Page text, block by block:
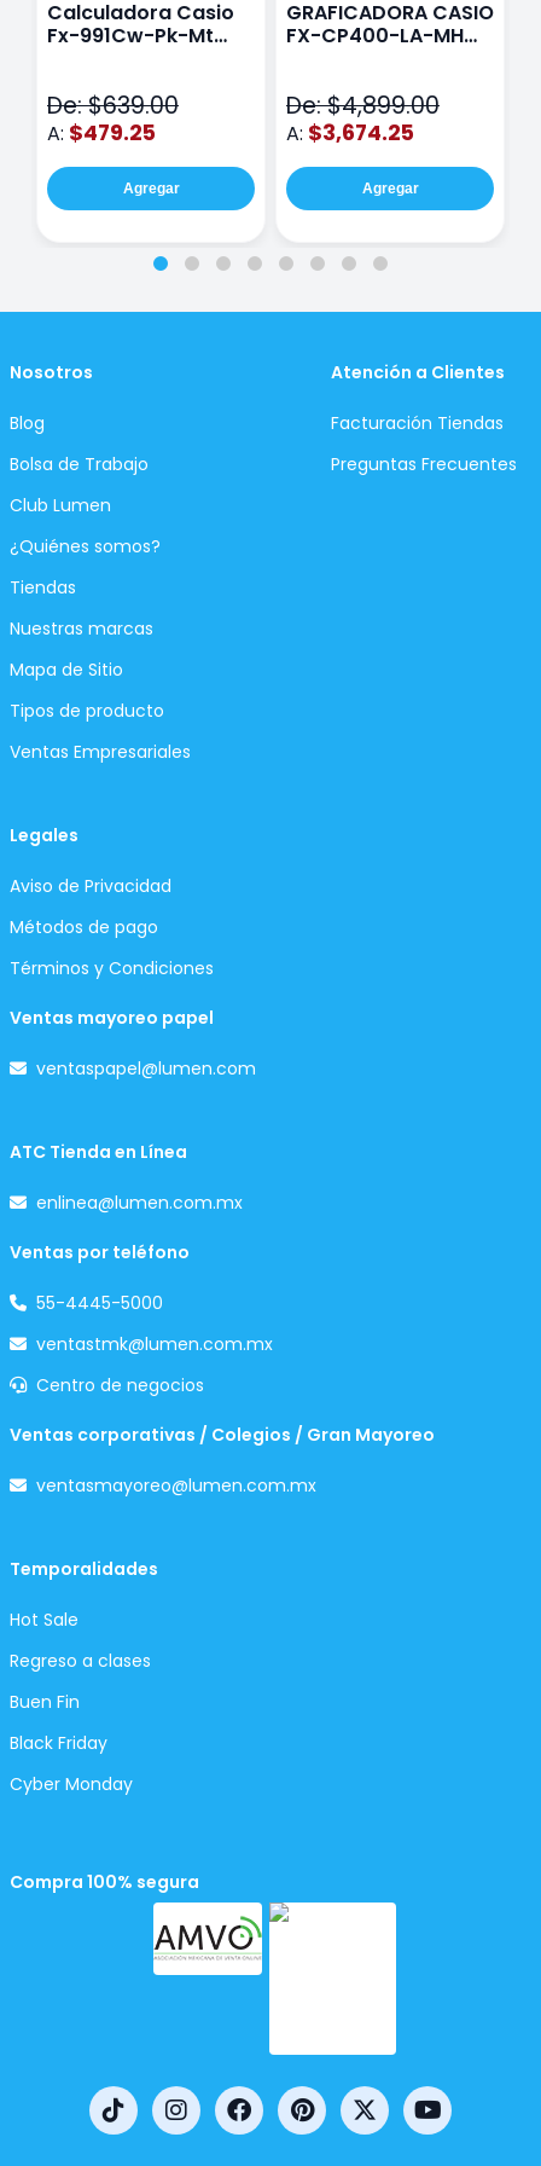
Calculadora Casio
Fx-991Cw-Pk-Mt
De: $639.00
A: $479.25
Agregar
GRAFICADORA CASIO
FX-CP400-LA-MH
De: $4,899.00
A: $3,674.25
Agregar
Nosotros
Blog
Bolsa de Trabajo
Club Lumen
¿Quiénes somos?
Tiendas
Nuestras marcas
Mapa de Sitio
Tipos de producto
Ventas Empresariales
Atención a Clientes
Facturación Tiendas
Preguntas Frecuentes
Legales
Aviso de Privacidad
Métodos de pago
Términos y Condiciones
Ventas mayoreo papel
ventaspapel@lumen.com
ATC Tienda en Línea
enlinea@lumen.com.mx
Ventas por teléfono
55-4445-5000
ventastmk@lumen.com.mx
Centro de negocios
Ventas corporativas / Colegios / Gran Mayoreo
ventasmayoreo@lumen.com.mx
Temporalidades
Hot Sale
Regreso a clases
Buen Fin
Black Friday
Cyber Monday
Compra 100% segura